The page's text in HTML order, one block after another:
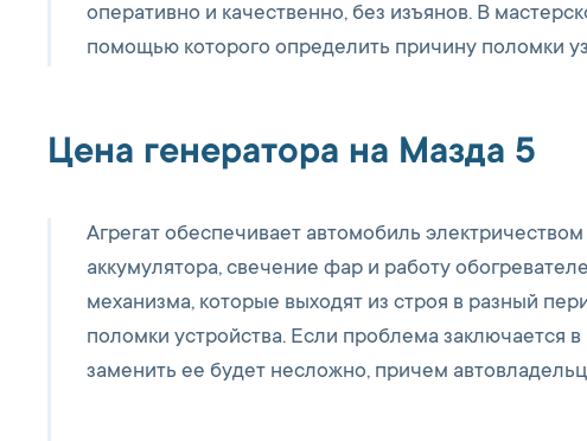
оперативно и качественно, без изъянов. В
помощью которого определить причину поломки
Цена генератора на Мазда 5
Агрегат обеспечивает автомобиль
аккумулятора, свечение фар и работу
механизма, которые выходят из строя в разный
поломки устройства. Если проблема заключается
заменить ее будет несложно, причем